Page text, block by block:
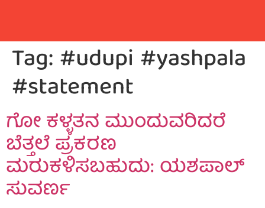
Tag:#udupi #yashpala
#statement
ಗೋ ಕಳ್ಳತನ ಮುಂದುವರಿದರೆ
ಬೆತ್ತಲೆ ಪ್ರಕರಣ
ಮರುಕಳಿಸಬಹುದು: ಯಶಪಾಲ್
ಸುವರ್ಣ